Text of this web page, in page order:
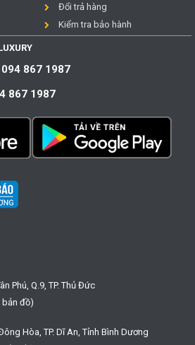
Đổi trả hàng
Kiểm tra bảo hành
094 867 1987
867 1987
Phú, Q.9, TP. Thủ Đức
bản đồ)
Hòa, TP. Dĩ An, Tỉnh Bình Dương